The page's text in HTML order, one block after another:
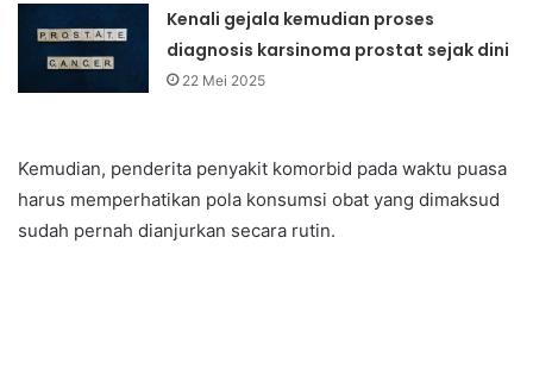
Kenali gejala kemudian proses
diagnosis karsinoma prostat sejak dini
22 Mei 2025
Kemudian, penderita penyakit komorbid pada waktu puasa
harus memperhatikan pola konsumsi obat yang dimaksud
sudah pernah dianjurkan secara rutin.